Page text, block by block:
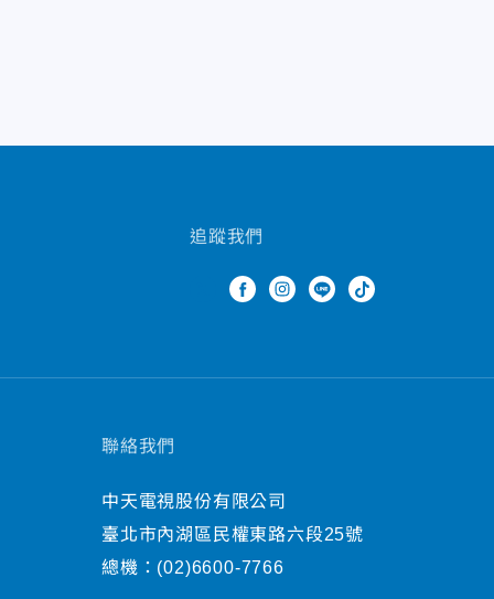
追蹤我們
聯絡我們
中天電視股份有限公司
臺北市內湖區民權東路六段25號
總機： (02)6600-7766